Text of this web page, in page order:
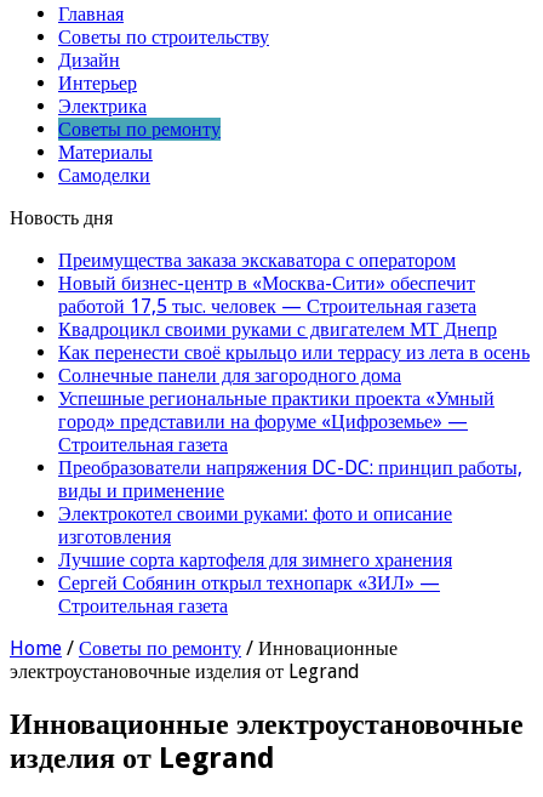
Главная
Советы по строительству
Дизайн
Интерьер
Электрика
Советы по ремонту
Материалы
Самоделки
Новость дня
Преимущества заказа экскаватора с оператором
Новый бизнес-центр в «Москва-Сити» обеспечит
работой 17,5 тыс. человек — Строительная газета
Квадроцикл своими руками с двигателем МТ Днепр
Как перенести своё крыльцо или террасу из лета в осень
Солнечные панели для загородного дома
Успешные региональные практики проекта «Умный
город» представили на форуме «Цифроземье» —
Строительная газета
Преобразователи напряжения DC-DC: принцип работы,
виды и применение
Электрокотел своими руками: фото и описание
изготовления
Лучшие сорта картофеля для зимнего хранения
Сергей Собянин открыл технопарк «ЗИЛ» —
Строительная газета
Home / Советы по ремонту / Инновационные
электроустановочные изделия от Legrand
Инновационные электроустановочные
изделия от Legrand